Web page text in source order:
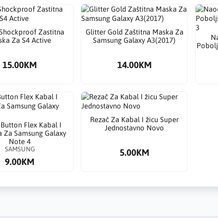
Zastitna
Za S4 Active
15.00KM
Glitter Gold Zaštitna Maska Za
Samsung Galaxy A3(2017)
14.00KM
Flex Kabal I
Za Samsung Galaxy
Note 4
SAMSUNG
9.00KM
Rezač Za Kabal I žicu Super
Jednostavno Novo
5.00KM